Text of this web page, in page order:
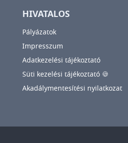
HIVATALOS
Pályázatok
Impresszum
Adatkezelési tájékoztató
Süti kezelési tájékoztató 🍪
Akadálymentesítési nyilatkozat